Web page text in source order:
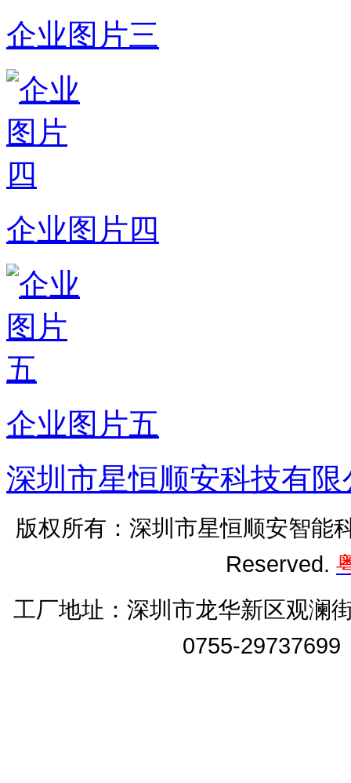
企业图片三
企业图片四
企业图片五
深圳市星恒顺安科技有
版权所有：深圳市星恒顺安智能
Reserved.
工厂地址： 深圳市龙华新区观澜
0755-